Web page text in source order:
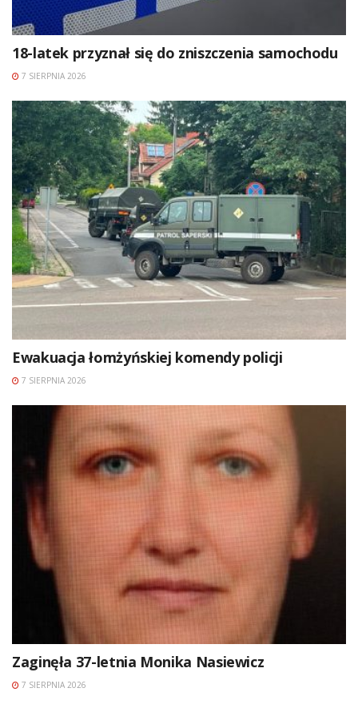
18-latek przyznał się do zniszczenia samochodu
7 SIERPNIA 2026
Ewakuacja łomżyńskiej komendy policji
7 SIERPNIA 2026
Zaginęła 37-letnia Monika Nasiewicz
7 SIERPNIA 2026